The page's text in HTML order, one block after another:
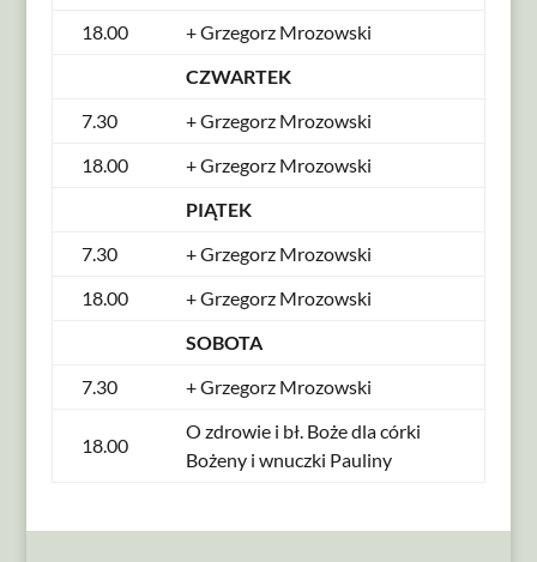
18.00
+ Grzegorz Mrozowski
CZWARTEK
7.30
+ Grzegorz Mrozowski
18.00
+ Grzegorz Mrozowski
PIĄTEK
7.30
+ Grzegorz Mrozowski
18.00
+ Grzegorz Mrozowski
SOBOTA
7.30
+ Grzegorz Mrozowski
18.00
O zdrowie i bł. Boże dla córki
Bożeny i wnuczki Pauliny